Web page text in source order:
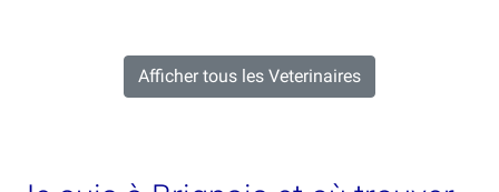
Afficher tous les Veterinaires